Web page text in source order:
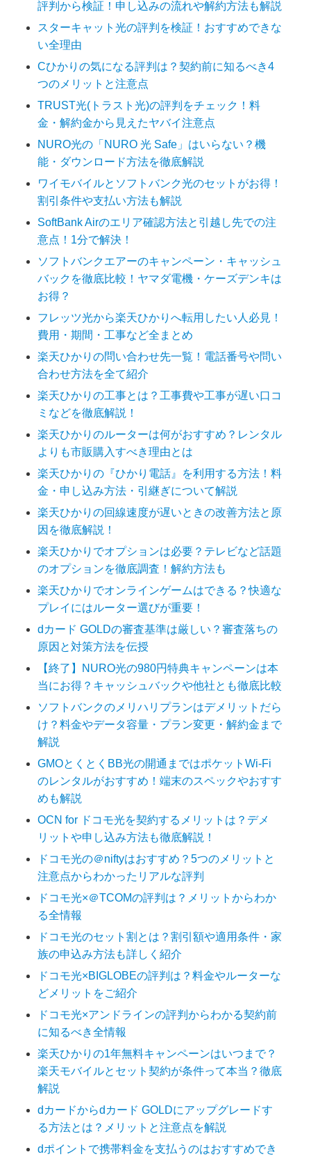
評判から検証！申し込みの流れや解約方法も解説
スターキャット光の評判を検証！おすすめできな
い全理由
Cひかりの気になる評判は？契約前に知るべき4
つのメリットと注意点
TRUST光(トラスト光)の評判をチェック！料
金・解約金から見えたヤバイ注意点
NURO光の「NURO 光 Safe」はいらない？機
能・ダウンロード方法を徹底解説
ワイモバイルとソフトバンク光のセットがお得！
割引条件や支払い方法も解説
SoftBank Airのエリア確認方法と引越し先での注
意点！1分で解決！
ソフトバンクエアーのキャンペーン・キャッシュ
バックを徹底比較！ヤマダ電機・ケーズデンキは
お得？
フレッツ光から楽天ひかりへ転用したい人必見！
費用・期間・工事など全まとめ
楽天ひかりの問い合わせ先一覧！電話番号や問い
合わせ方法を全て紹介
楽天ひかりの工事とは？工事費や工事が遅い口コ
ミなどを徹底解説！
楽天ひかりのルーターは何がおすすめ？レンタル
よりも市販購入すべき理由とは
楽天ひかりの『ひかり電話』を利用する方法！料
金・申し込み方法・引継ぎについて解説
楽天ひかりの回線速度が遅いときの改善方法と原
因を徹底解説！
楽天ひかりでオプションは必要？テレビなど話題
のオプションを徹底調査！解約方法も
楽天ひかりでオンラインゲームはできる？快適な
プレイにはルーター選びが重要！
dカード GOLDの審査基準は厳しい？審査落ちの
原因と対策方法を伝授
【終了】NURO光の980円特典キャンペーンは本
当にお得？キャッシュバックや他社とも徹底比較
ソフトバンクのメリハリプランはデメリットだら
け？料金やデータ容量・プラン変更・解約金まで
解説
GMOとくとくBB光の開通まではポケットWi-Fi
のレンタルがおすすめ！端末のスペックやおすす
めも解説
OCN for ドコモ光を契約するメリットは？デメ
リットや申し込み方法も徹底解説！
ドコモ光の＠niftyはおすすめ？5つのメリットと
注意点からわかったリアルな評判
ドコモ光×＠TCOMの評判は？メリットからわか
る全情報
ドコモ光のセット割とは？割引額や適用条件・家
族の申込み方法も詳しく紹介
ドコモ光×BIGLOBEの評判は？料金やルーターな
どメリットをご紹介
ドコモ光×アンドラインの評判からわかる契約前
に知るべき全情報
楽天ひかりの1年無料キャンペーンはいつまで？
楽天モバイルとセット契約が条件って本当？徹底
解説
dカードからdカード GOLDにアップグレードす
る方法とは？メリットと注意点を解説
dポイントで携帯料金を支払うのはおすすめでき